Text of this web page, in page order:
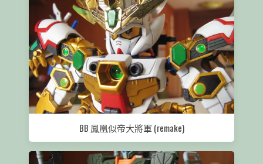
BB 鳳凰似帝大將軍 (remake)